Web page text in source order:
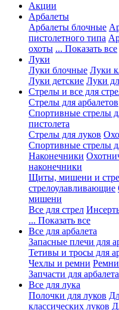
Акции
Арбалеты
Арбалеты блочные
пистолетного типа
охоты ... Показать все
Луки
Луки блочные Луки
Луки детские Луки
Стрелы и все для
Стрелы для арбалетов
Спортивные стрелы
пистолета
Стрелы для луков
Спортивные стрелы
Наконечники
наконечники
Щиты, мишени и
стрелоулавливающие
мишени
Все для стрел
... Показать все
Все для арбалета
Запасные плечи для
Тетивы и тросы для
Чехлы и ремни Ремни
Запчасти для арбалета
Все для лука
Полочки для луков
классических луков